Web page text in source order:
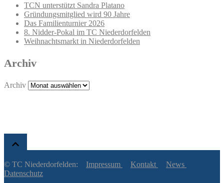
TCN unterstützt Sandra Platano
Gründungsmitglied wird 90 Jahre
Das Familienturnier 2026
8. Nidder-Pokal im TC Niederdorfelden
Weihnachtsmarkt in Niederdorfelden
Archiv
Archiv
© TC Niederdorfelden: Impressum Kontakt
News
Datenschutz